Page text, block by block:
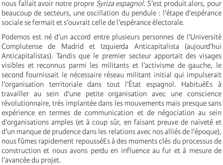
nous fallait avoir notre propre Syriza espagnol. S’est produit alors, pour
beaucoup de secteurs, une oscillation du pendule : l’étape d’espérance
sociale se fermait et s’ouvrait celle de l’espérance électorale.
Podemos est né d’un accord entre plusieurs personnes de l’Université
Complutense de Madrid et Izquierda Anticapitalista (aujourd’hui
Anticapitalistas). Tandis que le premier secteur apportait des visages
visibles et reconnus parmi les militants et l’activisme de gauche, le
second fournissait le nécessaire réseau militant initial qui impulserait
l’organisation territoriale dans tout l’État espagnol. HabituéEs à
travailler au sein d’une petite organisation avec une conscience
révolutionnaire, très implantée dans les mouvements mais presque sans
expérience en termes de communication et de négociation au sein
d’organisations amples (et à coup sûr, en faisant preuve de naïveté et
d'un manque de prudence dans les relations avec nos alliés de l'époque),
nous fûmes rapidement repousséEs à des moments clés du processus de
construction et nous avons perdu en influence au fur et à mesure de
l’avancée du projet.